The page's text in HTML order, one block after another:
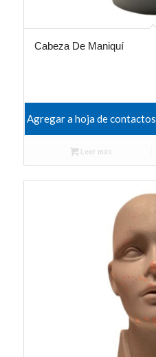
Cabeza De Maniquí
Agregar a hoja de contactos
Leer más